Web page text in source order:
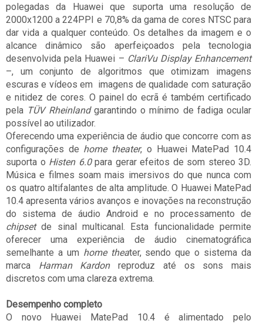
polegadas
da Huawei que suporta uma resolução de
2000x1200 a 224PPI e 70,8% da gama de cores NTSC para
dar vida a qualquer conteúdo. Os detalhes da imagem e o
alcance dinâmico são aperfeiçoados pela tecnologia
desenvolvida pela Huawei – ClariVu Display Enhancement
–, um conjunto de algoritmos que otimizam imagens
escuras e vídeos em imagens de qualidade com saturação
e nitidez de cores. O painel do ecrã é também certificado
pela TÜV Rheinland garantindo o mínimo de fadiga ocular
possível ao utilizador.
Oferecendo uma experiência de áudio que concorre com as
configurações de home theater, o Huawei MatePad 10.4
suporta o Histen 6.0para gerar efeitos de som stereo 3D.
Música e filmes soam mais imersivos do que nunca com
os quatro altifalantes de alta amplitude. O Huawei MatePad
10.4 apresenta vários avanços e inovações na reconstrução
do sistema de áudio Android e no processamento de
chipsetde sinal multicanal. Esta funcionalidade permite
oferecer uma experiência de áudio cinematográfica
semelhante a um home theater, sendo que o sistema da
marca Harman Kardonreproduz até os sons mais
discretos com uma clareza extrema.
Desempenho completo
O novo Huawei MatePad 10.4 é alimentado pelo